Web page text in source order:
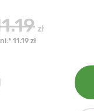
zł
11.19 zł